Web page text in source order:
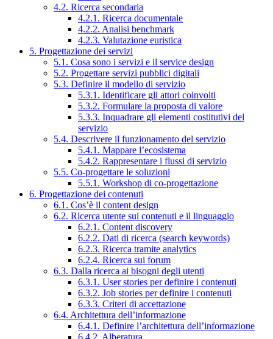
4.2. Ricerca secondaria
4.2.1. Ricerca documentale
4.2.2. Analisi benchmark
4.2.3. Valutazione euristica
5. Progettazione dei servizi
5.1. Cosa sono i servizi e il service design
5.2. Progettare servizi pubblici digitali
5.3. Definire il modello di servizio
5.3.1. Identificare gli attori coinvolti
5.3.2. Formulare la proposta di valore
5.3.3. Inquadrare gli elementi costitutivi del
servizio
5.4. Descrivere il funzionamento del servizio
5.4.1. Mappare l’ecosistema
5.4.2. Rappresentare i flussi di servizio
5.5. Co-progettare le soluzioni
5.5.1. Workshop di co-progettazione
6. Progettazione dei contenuti
6.1. Cos’è il content design
6.2. Ricerca utente sui contenuti e il linguaggio
6.2.1. Content discovery
6.2.2. Dati di ricerca (search keywords)
6.2.3. Ricerca tramite analytics
6.2.4. Ricerca sui forum
6.3. Dalla ricerca ai bisogni degli utenti
6.3.1. User stories per definire i contenuti
6.3.2. Job stories per definire i contenuti
6.3.3. Criteri di accettazione
6.4. Architettura dell’informazione
6.4.1. Definire l’architettura dell’informazione
6.4.2. Alberatura